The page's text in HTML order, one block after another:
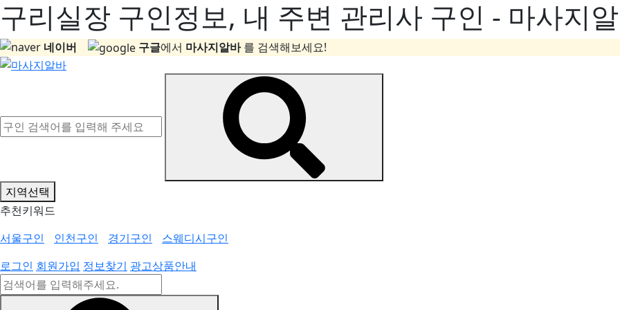
구리실장 구인정보, 내 주변 관리사 구인 - 마사지
네이버 구글에서 마사지알바를 검색해보세요!
지역선택
추천키워드
서울구인
인천구인 경기구인
스웨디시구인
로그인 회원가입 정보찾기 광고상품안내